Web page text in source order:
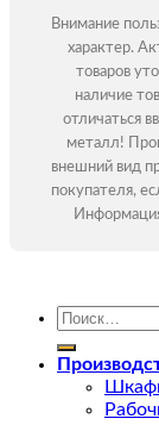
Внимание
характер.
товаров
наличие
отличаться
металл!
внешний вид
покупателя,
Искать: